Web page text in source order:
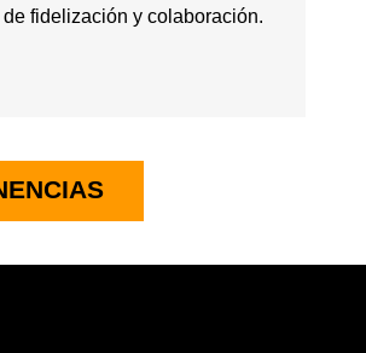
fidelización y colaboración.